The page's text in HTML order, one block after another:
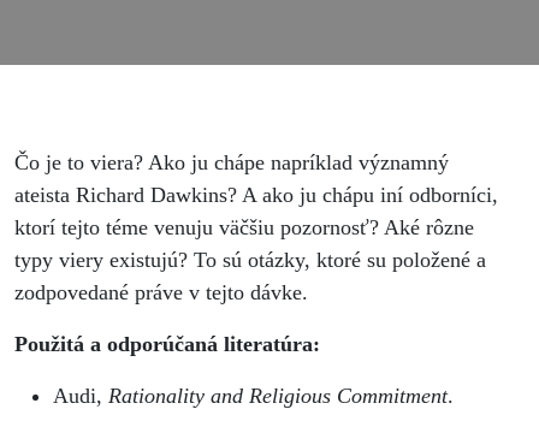
Čo je to viera? Ako ju chápe napríklad významný
ateista Richard Dawkins? A ako ju chápu iní odborníci,
ktorí tejto téme venuju väčšiu pozornosť? Aké rôzne
typy viery existujú? To sú otázky, ktoré su položené a
zodpovedané práve v tejto dávke.
Použitá a odporúčaná literatúra:
Audi, Rationality and Religious Commitment.